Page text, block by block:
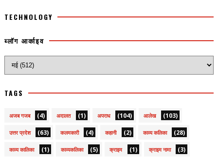
TECHNOLOGY
ब्लॉग आर्काइव
TAGS
अजब गजब (4) अदालत (1) अपराध (104) आलेख (103)
उत्तर प्रदेश (63) कलमकारी (4) कहानी (2) काव्य कलिका (28)
काव्य कालिका (1) काव्यकलिका (5) क्राइम (1) क्राइम नामा (3)